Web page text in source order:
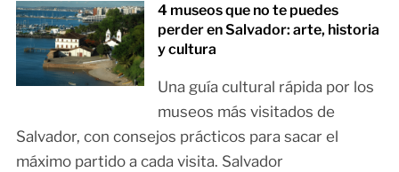
4 museos que no te puedes
perder en Salvador: arte, historia
y cultura
Una guía cultural rápida por los
museos más visitados de
Salvador, con consejos prácticos para sacar el
máximo partido a cada visita. Salvador